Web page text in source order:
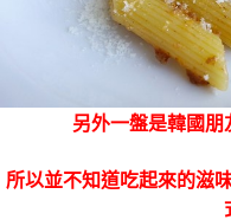
另外一盤是韓國
所以並不知道吃起來的滋